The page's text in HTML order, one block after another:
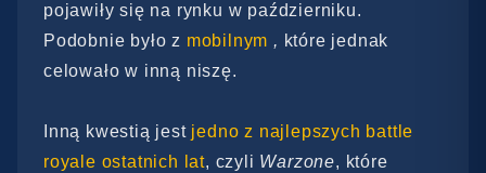
pojawiły się na rynku w październiku.
Podobnie było z mobilnym , które jednak
celowało w inną niszę.
Inną kwestią jest jedno z najlepszych battle
royale ostatnich lat, czyli Warzone, które